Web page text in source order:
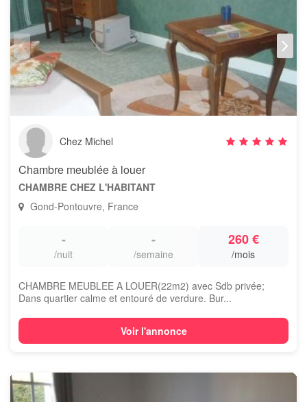
Chez Michel
Chambre meublée à louer
CHAMBRE CHEZ L'HABITANT
Gond-Pontouvre, France
-
/nuit
-
/semaine
260 €
/mois
CHAMBRE MEUBLEE A LOUER(22m2) avec Sdb privée;
Dans quartier calme et entouré de verdure. Bur...
Voir l'annonce